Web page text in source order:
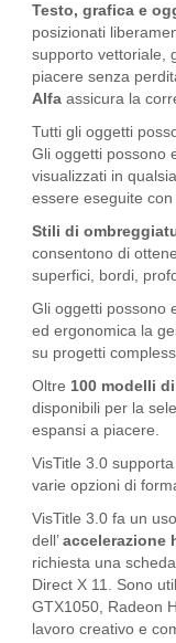
Testo, grafica e
posizionati
supporto vettoriale,
piacere senza
Alfaassicura la
Tutti gli oggetti
Gli oggetti possono
visualizzati in
essere eseguite
Stili di
consentono di
superfici, bordi,
Gli oggetti possono
ed ergonomica la
su progetti
Oltre 100 modelli
disponibili per la
espansi a piacere.
VisTitle 3.0
varie opzioni di
VisTitle 3.0 fa un
dell’ accelerazione
richiesta una
Direct X 11. Sono
GTX1050, Radeon
lavoro creativo e